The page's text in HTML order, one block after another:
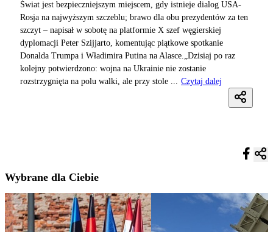
Świat jest bezpieczniejszym miejscem, gdy istnieje dialog USA-
Rosja na najwyższym szczeblu; brawo dla obu prezydentów za ten
szczyt – napisał w sobotę na platformie X szef węgierskiej
dyplomacji Peter Szijjarto, komentując piątkowe spotkanie
Donalda Trumpa i Władimira Putina na Alasce.„Dzisiaj po raz
kolejny potwierdzono: wojna na Ukrainie nie zostanie
rozstrzygnięta na polu walki, ale przy stole ...
Czytaj dalej
Wybrane dla Ciebie